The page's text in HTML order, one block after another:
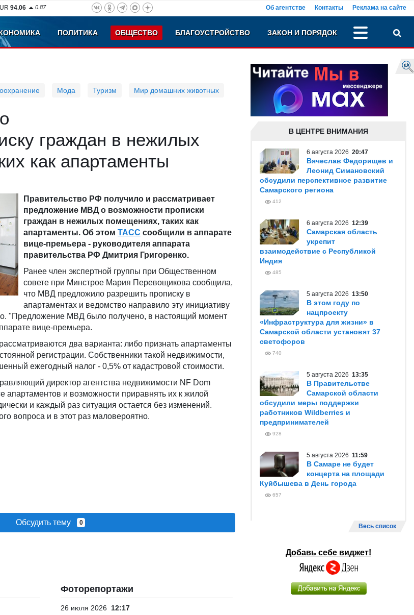
94.06 0.87 Об агентстве Контакты Реклама на сайте
ПОЛИТИКА ОБЩЕСТВО БЛАГОУСТРОЙСТВО ЗАКОН И ПОРЯДОК
Мода Туризм Мир домашних животных
граждан в нежилых
как апартаменты
Правительство РФ получило и рассматривает
предложение МВД о возможности прописки
граждан в нежилых помещениях, таких как
апартаменты. Об этом ТАСС сообщили в аппарате
вице-премьера - руководителя аппарата
правительства РФ Дмитрия Григоренко.
Ранее член экспертной группы при Общественном
совете при Минстрое Мария Перевощикова сообщила,
что МВД предложило разрешить прописку в
апартаментах и ведомство направило эту инициативу
"Предложение МВД было получено, в настоящий момент
вице-премьера.
два варианта: либо признать апартаменты
регистрации. Собственники такой недвижимости,
ежегодный налог - 0,5% от кадастровой стоимости.
директор агентства недвижимости NF Dom
апартаментов и возможности приравнять их к жилой
и каждый раз ситуация остается без изменений.
вопроса и в этот раз маловероятно.
Обсудить тему 0
Фоторепортажи
26 июля 2026 12:17
В ЦЕНТРЕ ВНИМАНИЯ
6 августа 2026 20:47
Вячеслав Федорищев и
Леонид Симановский
обсудили перспективное развитие
Самарского региона
412
6 августа 2026 12:39
Самарская область
укрепит
взаимодействие с Республикой
Индия
485
5 августа 2026 13:50
В этом году по
нацпроекту
«Инфраструктура для жизни» в
Самарской области установят 37
светофоров
740
5 августа 2026 13:35
В Правительстве
Самарской области
обсудили меры поддержки
работников Wildberries и
предпринимателей
928
5 августа 2026 11:59
В Самаре не будет
концерта на площади
Куйбышева в День города
657
Весь список
Добавь себе виджет!